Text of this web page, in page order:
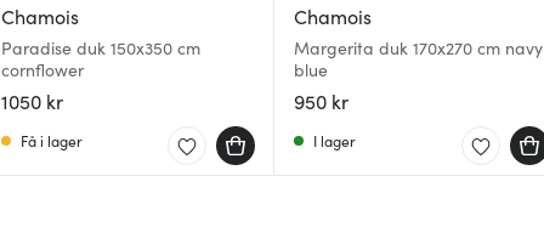
Chamois
Paradise duk 150x350 cm
cornflower
1050 kr
Få i lager
Chamois
Margerita duk 170x270 cm navy
blue
950 kr
I lager